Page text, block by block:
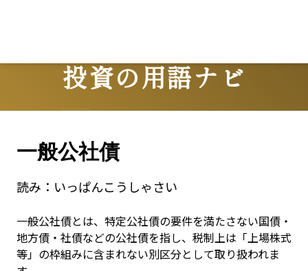
投資の用語ナビ
Terms
一般公社債
読み： いっぱんこうしゃさい
一般公社債とは、特定公社債の要件を満たさない国債・
地方債・社債などの公社債を指し、税制上は「上場株式
等」の枠組みに含まれない別区分として取り扱われま